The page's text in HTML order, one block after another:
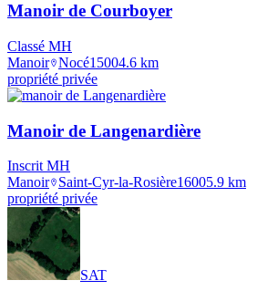
Manoir de Courboyer
Classé MH
Manoir Nocé15004.6 km
propriété privée
Manoir de Langenardière
Inscrit MH
Manoir
Saint-Cyr-la-Rosière16005.9 km
propriété privée
SAT